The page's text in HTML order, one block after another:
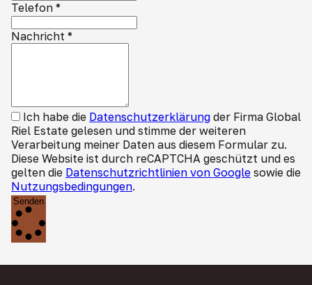
Telefon *
Nachricht *
Ich habe die Datenschutzerklärung der Firma Global
Riel Estate gelesen und stimme der weiteren
Verarbeitung meiner Daten aus diesem Formular zu.
Diese Website ist durch reCAPTCHA geschützt und es
gelten die Datenschutzrichtlinien von Google sowie die
Nutzungsbedingungen.
Senden